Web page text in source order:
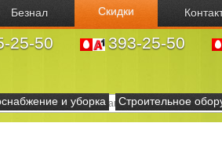
Безнал Скидки
25-50 393-25-50
и уборка Строительное